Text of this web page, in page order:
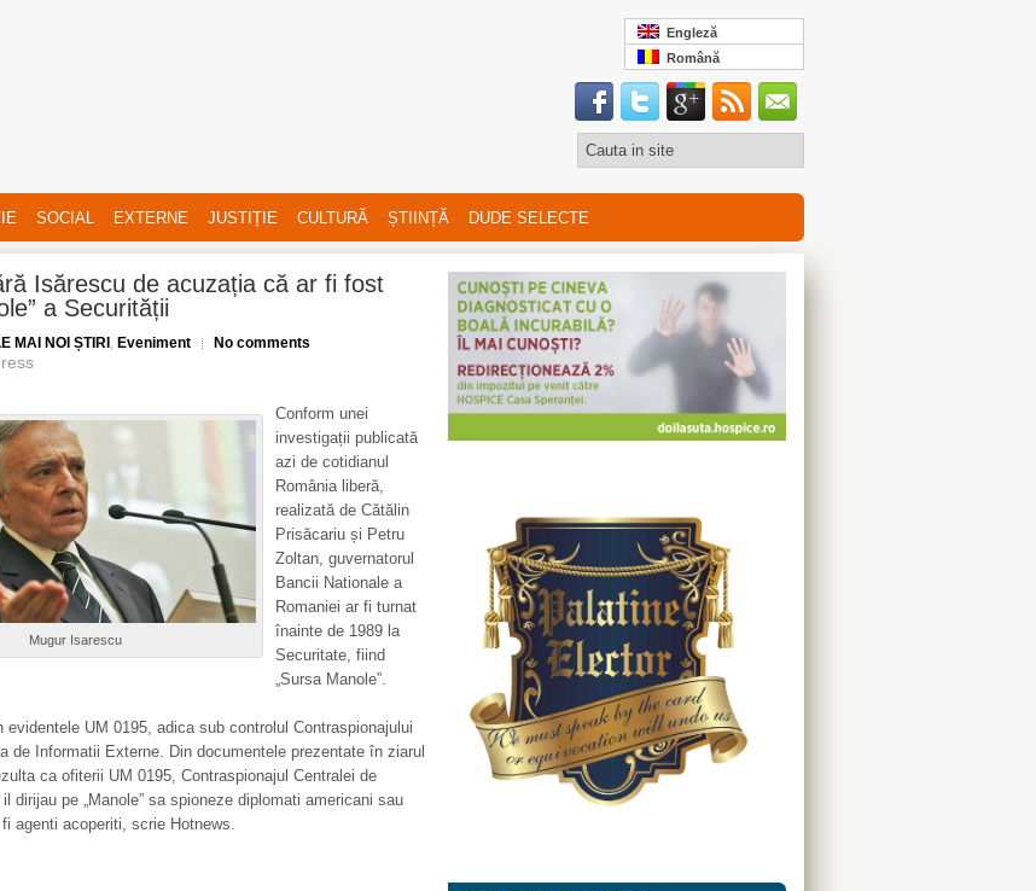
Engleză
Română
SOCIAL EXTERNE JUSTIȚIE CULTURĂ ȘTIINȚĂ DUDE SELECTE
Isărescu de acuzația că ar fi fost
a Securității
MAI NOI ȘTIRI , Eveniment No comments
Mugur Isarescu
Conform unei
investigații publicată
azi de cotidianul
România liberă,
realizată de Cătălin
Prisăcariu și Petru
Zoltan, guvernatorul
Bancii Nationale a
Romaniei ar fi turnat
înainte de 1989 la
Securitate, fiind
„Sursa Manole”.
evidentele UM 0195, adica sub controlul Contraspionajului
de Informatii Externe. Din documentele prezentate în ziarul
ca ofiterii UM 0195, Contraspionajul Centralei de
dirijau pe „Manole” sa spioneze diplomati americani sau
agenti acoperiti, scrie Hotnews.